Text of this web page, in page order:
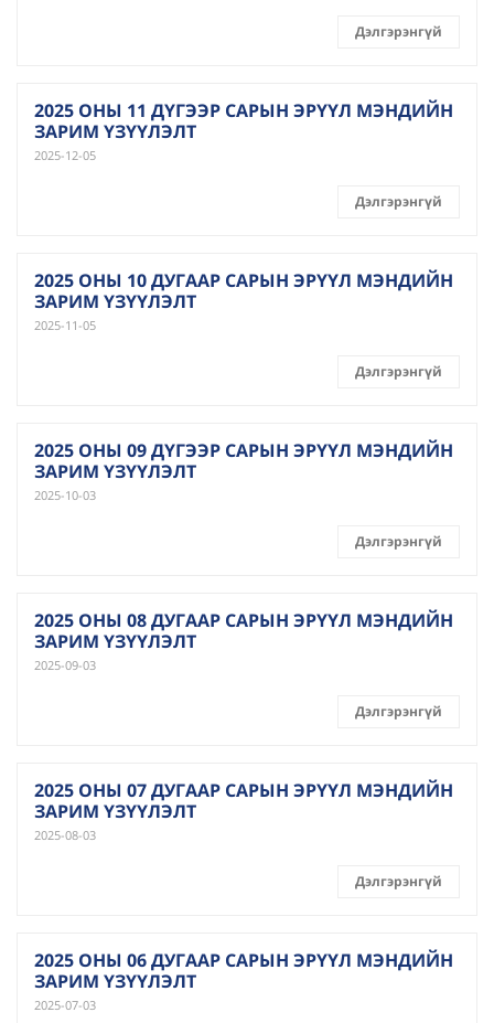
Дэлгэрэнгүй
2025 ОНЫ 11 ДҮГЭЭР САРЫН ЭРҮҮЛ МЭНДИЙН
ЗАРИМ ҮЗҮҮЛЭЛТ
2025-12-05
Дэлгэрэнгүй
2025 ОНЫ 10 ДУГААР САРЫН ЭРҮҮЛ МЭНДИЙН
ЗАРИМ ҮЗҮҮЛЭЛТ
2025-11-05
Дэлгэрэнгүй
2025 ОНЫ 09 ДҮГЭЭР САРЫН ЭРҮҮЛ МЭНДИЙН
ЗАРИМ ҮЗҮҮЛЭЛТ
2025-10-03
Дэлгэрэнгүй
2025 ОНЫ 08 ДУГААР САРЫН ЭРҮҮЛ МЭНДИЙН
ЗАРИМ ҮЗҮҮЛЭЛТ
2025-09-03
Дэлгэрэнгүй
2025 ОНЫ 07 ДУГААР САРЫН ЭРҮҮЛ МЭНДИЙН
ЗАРИМ ҮЗҮҮЛЭЛТ
2025-08-03
Дэлгэрэнгүй
2025 ОНЫ 06 ДУГААР САРЫН ЭРҮҮЛ МЭНДИЙН
ЗАРИМ ҮЗҮҮЛЭЛТ
2025-07-03